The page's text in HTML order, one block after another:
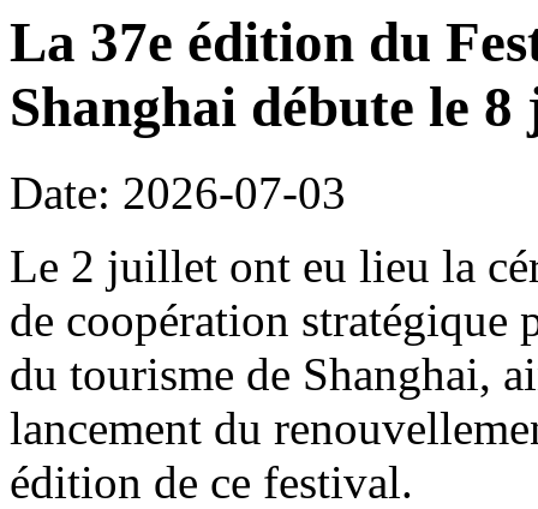
La 37e édition du
Shanghai débute le
Date: 2026-07-03
Le 2 juillet ont eu lieu la
de coopération stratégique
du tourisme de Shanghai,
lancement du
édition de ce festival.